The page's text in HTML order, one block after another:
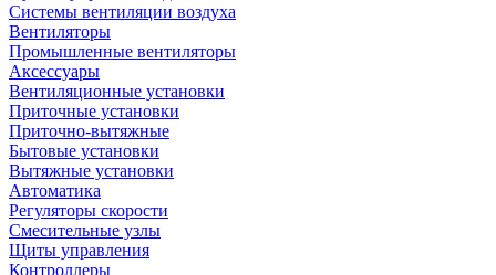
Системы вентиляции воздуха
Вентиляторы
Промышленные вентиляторы
Аксессуары
Вентиляционные установки
Приточные установки
Приточно-вытяжные
Бытовые установки
Вытяжные установки
Автоматика
Регуляторы скорости
Смесительные узлы
Щиты управления
Контроллеры